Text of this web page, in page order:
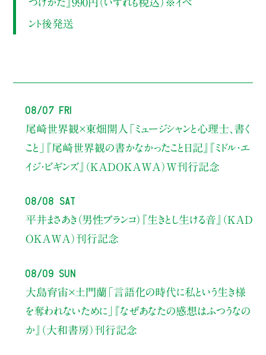
つけかた』990円（いずれも税込）※イベ
ント後発送
08/07 Fri
尾崎世界観×東畑開人
「ミュージシャンと心理士、書く
こと」
『尾崎世界観の書かなかったこと日記』『ミドル・エ
イジ・ビギンズ』（KADOKAWA）W刊行記念
08/08 Sat
平井まさあき（男性ブランコ） 『生きとし生ける音』（KAD
OKAWA）刊行記念
08/09 Sun
大島育宙×土門蘭 「言語化の時代に私という生き様
を奪われないために」
『なぜあなたの感想はふつうなの
か』（大和書房）刊行記念